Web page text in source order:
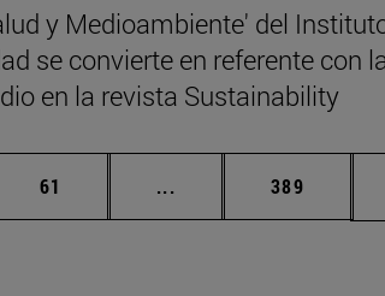
y Medioambiente' del
se convierte en referente con
en la revista Sustainability
desplazarse.
Página
61 ... Páginas intermedias
Página
389